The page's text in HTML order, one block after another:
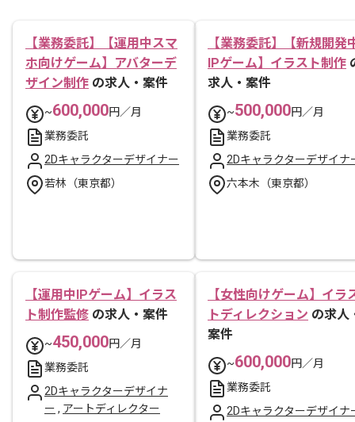
【業務委託】【運用中スマ
ホ向けゲーム】アバターデ
ザイン制作 の求人・案件
~600,000円／月
業務委託
2Dキャラクターデザイナー
若林（東京都）
【業務委託】【新規開発
IPゲーム】イラスト制作
求人・案件
~500,000円／月
業務委託
2Dキャラクターデザイナ
六本木（東京都）
【運用中IPゲーム】イラス
ト制作監修 の求人・案件
~450,000円／月
業務委託
2Dキャラクターデザイナ
ー , アートディレクター
【女性向けゲーム】イラ
トディレクション の求人
案件
~600,000円／月
業務委託
2Dキャラクターデザイナ